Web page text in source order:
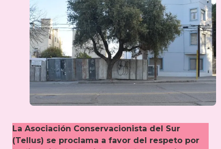
La Asociación Conservacionista del Sur
(Tellus) se proclama a favor del respeto por